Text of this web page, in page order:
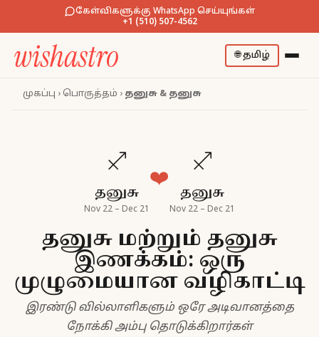
கேள்விகளுக்கு WhatsApp செய்யுங்கள்
+1 (510) 507-4562
🌐தமிழ்
முகப்பு › பொருத்தம் › தனுசு & தனுசு
♐
தனுசு
Nov 22 – Dec 21
❤️ ♐
தனுசு
Nov 22 – Dec 21
தனுசு மற்றும் தனுசு
இணக்கம்: ஒரு
முழுமையான வழிகாட்டி
இரண்டு வில்லாளிகளும் ஒரே அடிவானத்தை
நோக்கி அம்பு தொடுக்கிறார்கள்